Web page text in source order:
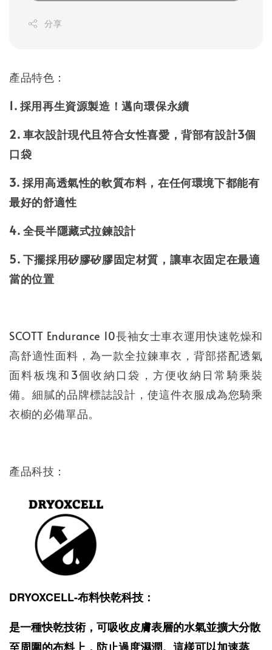
分享
產品特色：
1. 採用再生資源製造！邁向環保永續
2. 車衣設計現代且符合女性喜愛，背部有設計3個
口袋
3. 採用高透氣性的軟質布料，在任何環境下都能有
最好的舒適性
4. 全長半隱藏式拉鍊設計
5. 下擺採用矽膠矽膠固定材質，讓車衣固定在最適
當的位置
SCOTT Endurance 10長袖女士車衣運用快速乾燥和
高舒適性面料，為一款全拉鍊車衣，背部搭配透氣
面料板塊和3個收納口袋，方便收納日常騎乘裝
備。細膩的品牌標誌設計，使這件衣服成為您騎乘
衣櫥的必備單品。
產品科技：
DRYOXCELL-布料快乾科技：
是一種快乾技術，可吸收皮膚表層的水氣並擴大分散